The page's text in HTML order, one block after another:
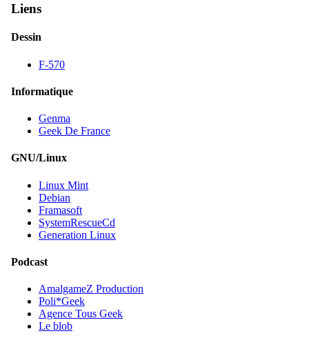
Liens
Dessin
F-570
Informatique
Genma
Geek De France
GNU/Linux
Linux Mint
Debian
Framasoft
SystemRescueCd
Generation Linux
Podcast
AmalgameZ Production
Poli*Geek
Agence Tous Geek
Le blob